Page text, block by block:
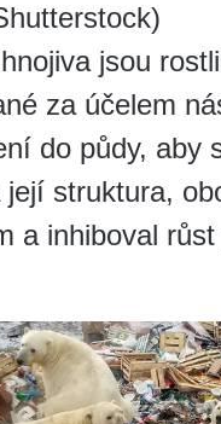
jsou
za účelem
do půdy, aby
její struktura,
a inhiboval růst